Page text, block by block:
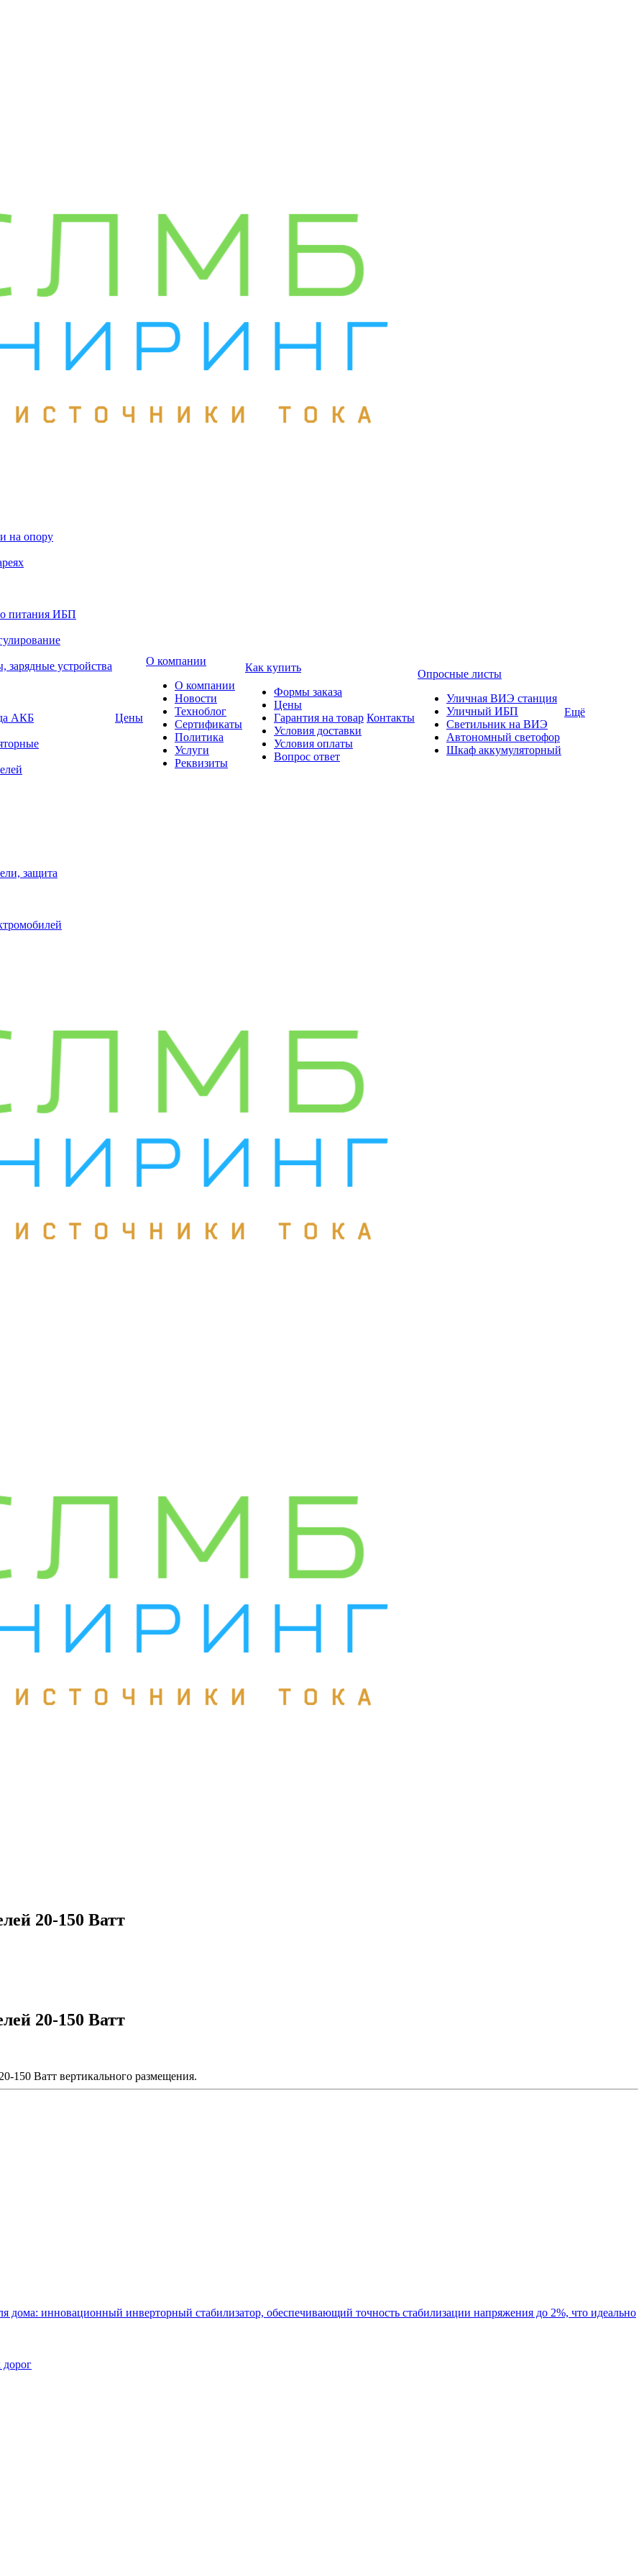
на опору
питания ИБП
зарядные устройства
АКБ
защита
Цены
О компании
О компании
Новости
Техноблог
Сертификаты
Политика
Услуги
Реквизиты
Как купить
Формы заказа
Цены
Гарантия на товар
Условия доставки
Условия оплаты
Вопрос ответ
Контакты
Опросные листы
Уличная ВИЭ станция
Уличный ИБП
Светильник на ВИЭ
Автономный светофор
Шкаф аккумуляторный
Ещё
20-150 Ватт
20-150 Ватт
150 Ватт вертикального размещения.
дома: инновационный инверторный стабилизатор, обеспечивающий точность стабилизации напряжения до 2%, что идеально